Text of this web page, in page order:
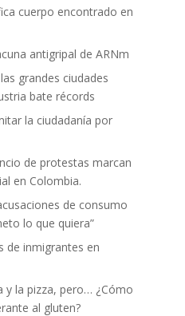
cuerpo encontrado en
antigripal de ARNm
grandes ciudades
bate récords
la ciudadanía por
de protestas marcan
en Colombia.
de consumo
lo que quiera”
de inmigrantes en
y la pizza, pero… ¿Cómo
al gluten?